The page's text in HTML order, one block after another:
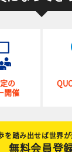
の
開催
を踏み出せば世界が
無料会員登